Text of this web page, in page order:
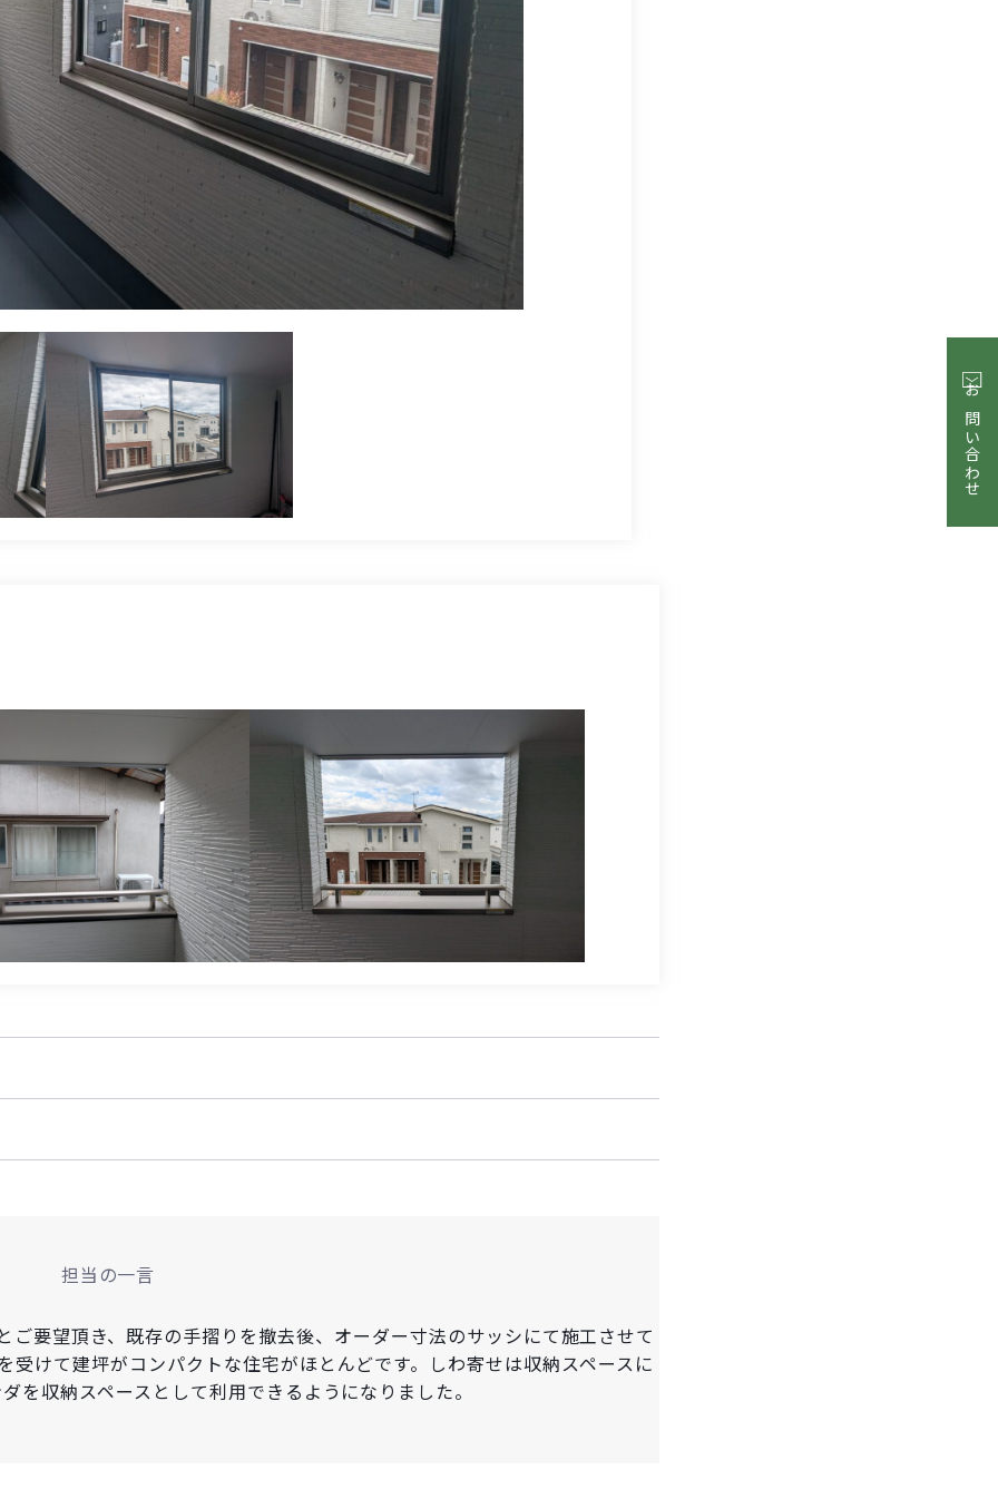
お問い合わせ
担当の一言
要望頂き、既存の手摺りを撤去後、オーダー寸法のサッシにて施工させて
けて建坪がコンパクトな住宅がほとんどです。しわ寄せは収納スペースに
を収納スペースとして利用できるようになりました。